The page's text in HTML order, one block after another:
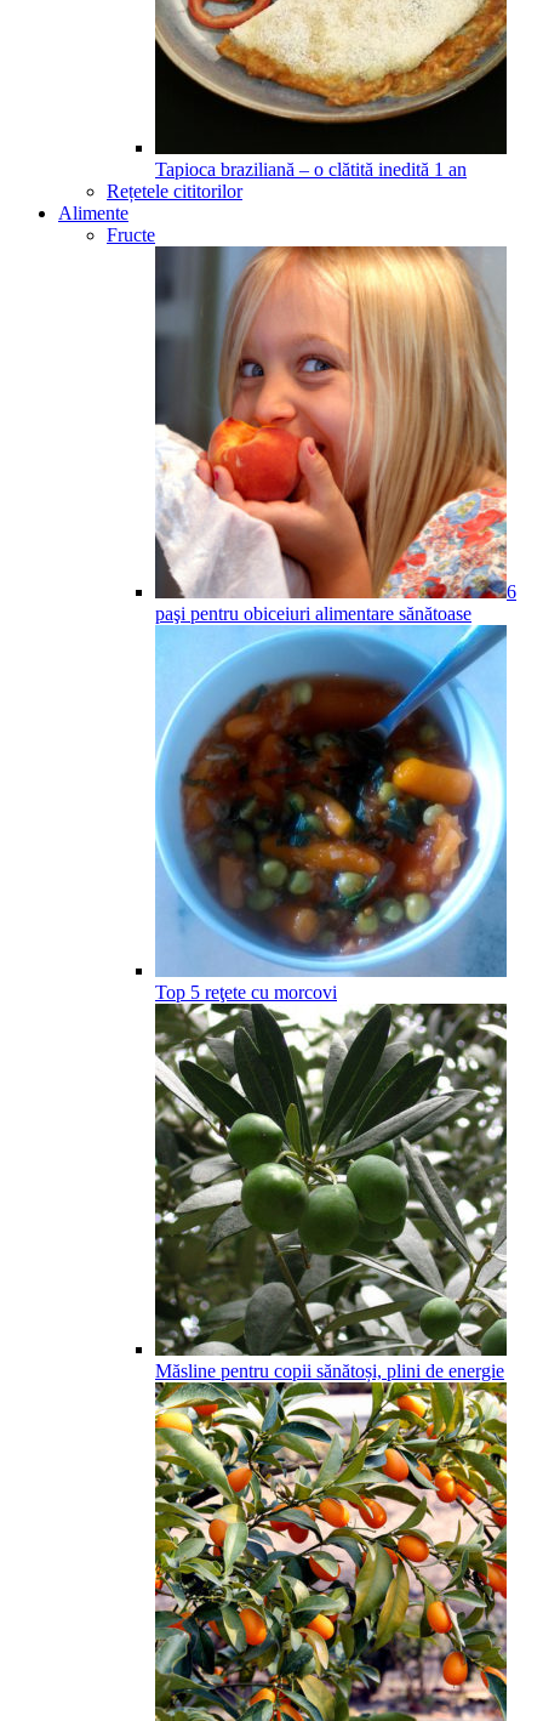
Tapioca braziliană – o clătită inedită 1 an
Rețetele cititorilor
Alimente
Fructe
6
paşi pentru obiceiuri alimentare sănătoase
Top 5 reţete cu morcovi
Măsline pentru copii sănătoși, plini de energie